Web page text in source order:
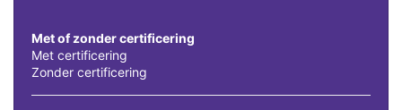
Met of zonder certificering
Met certificering
Zonder certificering